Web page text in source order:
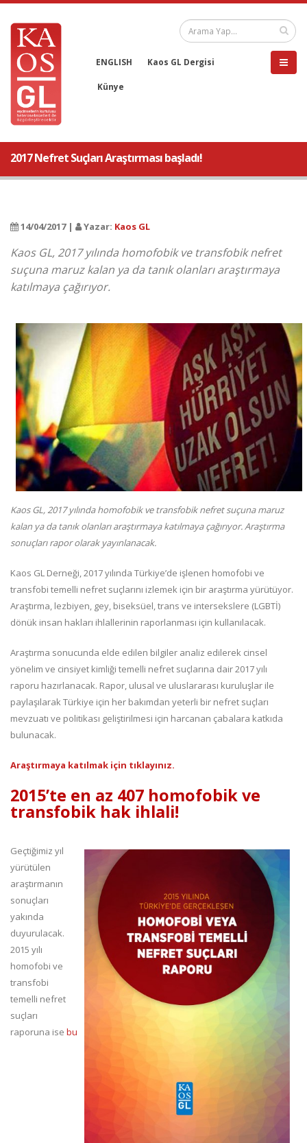
ENGLISH Kaos GL Dergisi
Künye
2017 Nefret Suçları Araştırması başladı!
14/04/2017 | Yazar: Kaos GL
Kaos GL, 2017 yılında homofobik ve transfobik nefret
suçuna maruz kalan ya da tanık olanları araştırmaya
katılmaya çağırıyor.
Kaos GL, 2017 yılında homofobik ve transfobik nefret suçuna maruz
kalan ya da tanık olanları araştırmaya katılmaya çağırıyor. Araştırma
sonuçları rapor olarak yayınlanacak.
Kaos GL Derneği, 2017 yılında Türkiye’de işlenen homofobi ve
transfobi temelli nefret suçlarını izlemek için bir araştırma yürütüyor.
Araştırma, lezbiyen, gey, biseksüel, trans ve intersekslere (LGBTİ)
dönük insan hakları ihlallerinin raporlanması için kullanılacak.
Araştırma sonucunda elde edilen bilgiler analiz edilerek cinsel
yönelim ve cinsiyet kimliği temelli nefret suçlarına dair 2017 yılı
raporu hazırlanacak. Rapor, ulusal ve uluslararası kuruluşlar ile
paylaşılarak Türkiye için her bakımdan yeterli bir nefret suçları
mevzuatı ve politikası geliştirilmesi için harcanan çabalara katkıda
bulunacak.
Araştırmaya katılmak için tıklayınız.
2015’te en az 407 homofobik ve
transfobik hak ihlali!
Geçtiğimiz yıl
yürütülen
araştırmanın
sonuçları
yakında
duyurulacak.
2015 yılı
homofobi ve
transfobi
temelli nefret
suçları
raporuna ise bu